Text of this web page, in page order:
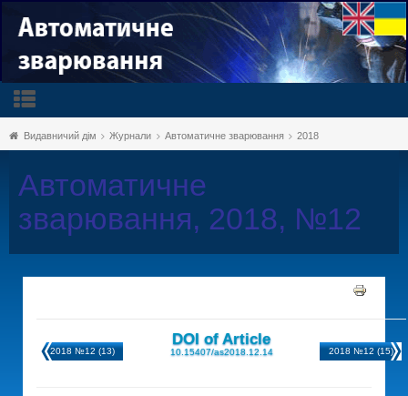
Видавничий дім Журнали Автоматичне зварювання 2018
Автоматичне
зварювання, 2018, №12
2018 №12 (13)
DOI of Article
10.15407/as2018.12.14 2018 №12 (15)